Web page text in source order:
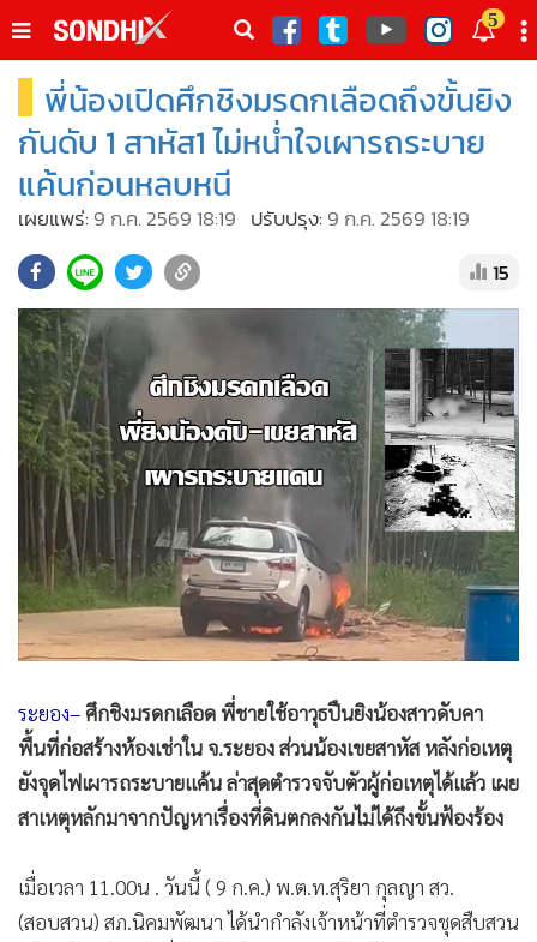
ดต
5
หน้าหลัก
•
SondhiX
Social
• World Talk
• ผู้เฒ่าเล่าเรื่อง
• ข่าวลึกปมลับ
• Exclusive Health
• ผู้จัดกวน
• น่าสนใจ
• ข่าวอัพเดต
•
เศรษฐกิจ-ธุรกิจ
สังคม-โซเชียล
พี่น้องเปิดศึกชิงมรดกเลือดถึงขั้นยิง
กันดับ 1 สาหัส1 ไม่หน่ำใจเผารถระบาย
แค้นก่อนหลบหนี
เผยแพร่: 9 ก.ค. 2569 18:19 ปรับปรุง: 9 ก.ค. 2569 18:19
15
ระยอง–ศึกชิงมรดกเลือด พี่ชายใช้อาวุธปืนยิงน้องสาวดับคา
พื้นที่ก่อสร้างห้องเช่าใน จ.ระยอง ส่วนน้องเขยสาหัส หลังก่อเหตุ
ยังจุดไฟเผารถระบายแค้น ล่าสุดตำรวจจับตัวผู้ก่อเหตุได้แล้ว เผย
สาเหตุหลักมาจากปัญหาเรื่องที่ดินตกลงกันไม่ได้ถึงขั้นฟ้องร้อง
เมื่อเวลา 11.00น . วันนี้ ( 9 ก.ค.) พ.ต.ท.สุริยา กุลญา สว.
(สอบสวน) สภ.นิคมพัฒนา ได้นำกำลังเจ้าหน้าที่ตำรวจชุดสืบสวน